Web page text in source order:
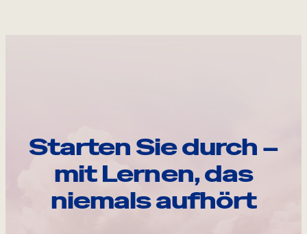
Starten Sie durch –
mit Lernen, das
niemals aufhört